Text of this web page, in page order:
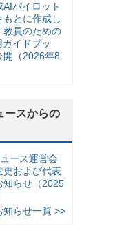
AIパイロット
もとに作成し
教員のための
イドブッ
開（2026年8
ースからの
ース運営会
更および代表
知らせ（2025
知らせ一覧 >>